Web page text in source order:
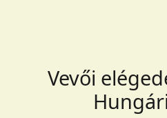
Vevői